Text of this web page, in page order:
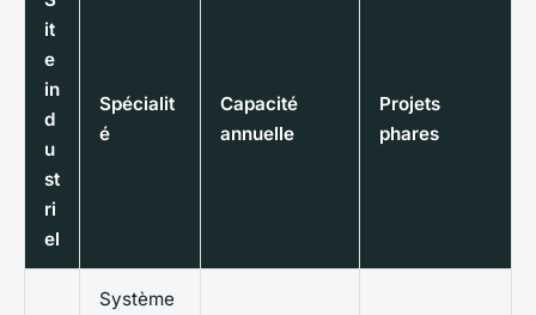
it
e
in
d
u
st
ri
el
Spécialit
é
Capacité
annuelle
Projets
phares
Système